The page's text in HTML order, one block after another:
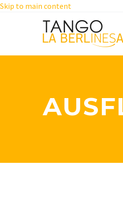
Skip to main content